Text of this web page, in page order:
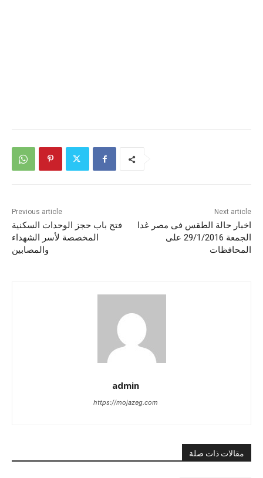
Previous article
فتح باب حجز الوحدات السكنية
المخصصة لأسر الشهداء
والمصابين
Next article
اخبار حالة الطقس فى مصر غدا
الجمعة 29/1/2016 على
المحافظات
admin
https://mojazeg.com
مقالات ذات صلة